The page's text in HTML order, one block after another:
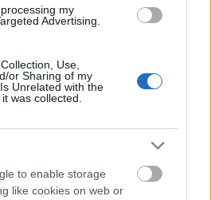
my
Advertising.
Use,
or Sharing of my
Unrelated with the
was collected.
to enable storage
like cookies on web or